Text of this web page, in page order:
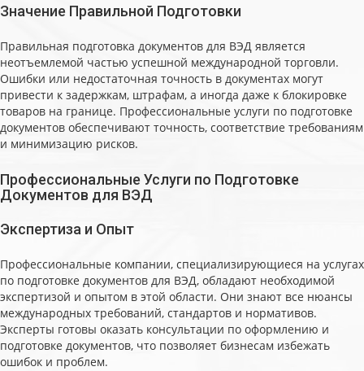
Значение Правильной Подготовки
Правильная подготовка документов для ВЭД является
неотъемлемой частью успешной международной торговли.
Ошибки или недостаточная точность в документах могут
привести к задержкам, штрафам, а иногда даже к блокировке
товаров на границе. Профессиональные услуги по подготовке
документов обеспечивают точность, соответствие требованиям
и минимизацию рисков.
Профессиональные Услуги по Подготовке
Документов для ВЭД
Экспертиза и Опыт
Профессиональные компании, специализирующиеся на услугах
по подготовке документов для ВЭД, обладают необходимой
экспертизой и опытом в этой области. Они знают все нюансы
международных требований, стандартов и нормативов.
Эксперты готовы оказать консультации по оформлению и
подготовке документов, что позволяет бизнесам избежать
ошибок и проблем.